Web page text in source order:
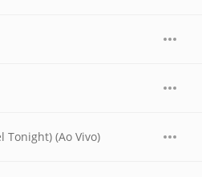
Tonight) (Ao Vivo)